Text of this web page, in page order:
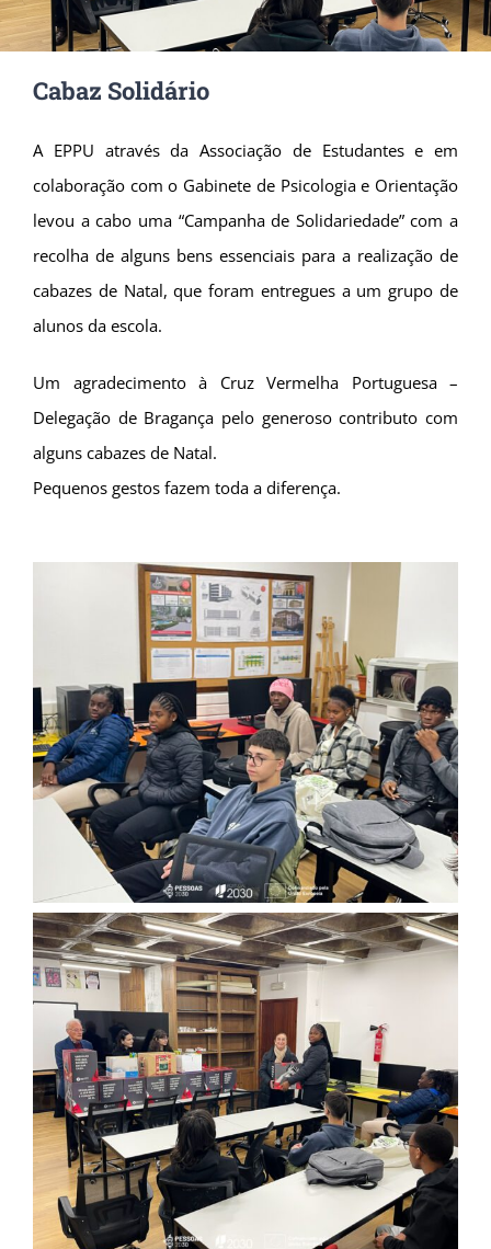
Cabaz Solidário
A EPPU através da Associação de Estudantes e em
colaboração com o Gabinete de Psicologia e Orientação
levou a cabo uma “Campanha de Solidariedade” com a
recolha de alguns bens essenciais para a realização de
cabazes de Natal, que foram entregues a um grupo de
alunos da escola.
Um agradecimento à Cruz Vermelha Portuguesa –
Delegação de Bragança pelo generoso contributo com
alguns cabazes de Natal.
Pequenos gestos fazem toda a diferença.